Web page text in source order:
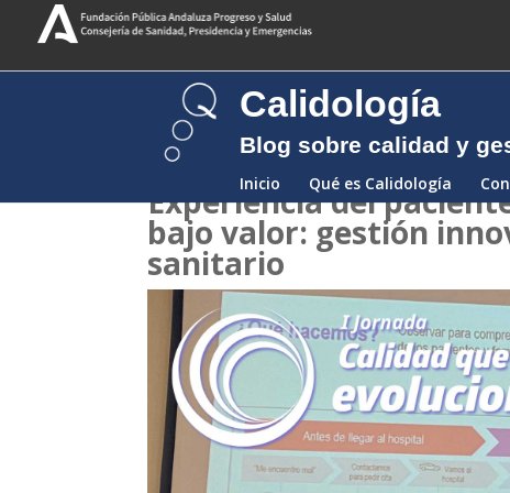
Calidología
Blog sobre calidad y
Inicio Qué es Calidología
Experiencia del
bajo valor: gestión
sanitario